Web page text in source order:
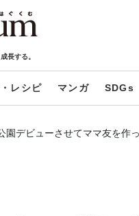
長する。
レシピ マンガ SDGs
デビューさせてママ友を